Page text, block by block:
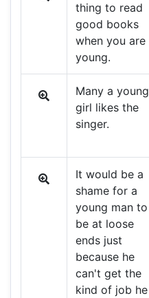
thing to read
good books
when you are
young.
Many a young
girl likes the
singer.
It would be a
shame for a
young man to
be at loose
ends just
because he
can't get the
kind of job he